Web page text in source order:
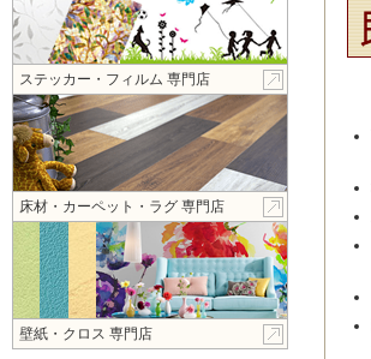
ステッカー・フィルム 専門店
床材・カーペット・ラグ 専門店
壁紙・クロス 専門店